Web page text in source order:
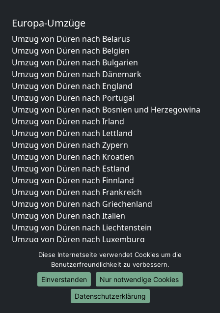
Europa-Umzüge
Umzug von Düren nach Belarus
Umzug von Düren nach Belgien
Umzug von Düren nach Bulgarien
Umzug von Düren nach Dänemark
Umzug von Düren nach England
Umzug von Düren nach Portugal
Umzug von Düren nach Bosnien und Herzegowina
Umzug von Düren nach Irland
Umzug von Düren nach Lettland
Umzug von Düren nach Zypern
Umzug von Düren nach Kroatien
Umzug von Düren nach Estland
Umzug von Düren nach Finnland
Umzug von Düren nach Frankreich
Umzug von Düren nach Griechenland
Umzug von Düren nach Italien
Umzug von Düren nach Liechtenstein
Umzug von Düren nach Luxemburg
Umzug von Düren nach Niederlande
Umzug von Düren nach Norwegen
Umzüge-Deutschlandweit
Umzug von Düren nach Berlin
Diese Internetseite verwendet Cookies um die
Benutzerfreundlichkeit zu verbessern.
Einverstanden
Nur notwendige Cookies
Datenschutzerklärung